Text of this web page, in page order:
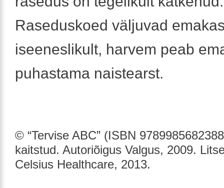
Raseduskoed väljuvad
iseeneslikult, harvem peab
puhastama naistearst.
© “Tervise ABC” (ISBN
kaitstud. Autoriõigus Valgus, 2009.
Celsius Healthcare, 2013.